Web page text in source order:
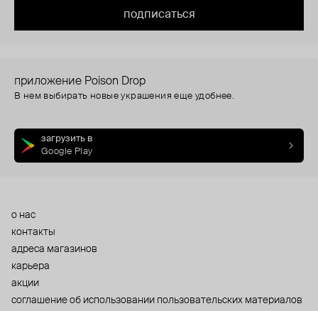
подписаться
приложение Poison Drop
В нем выбирать новые украшения еще удобнее.
загрузить в
Google Play
о нас
контакты
адреса магазинов
карьера
акции
cоглашение об использовании пользовательских материалов